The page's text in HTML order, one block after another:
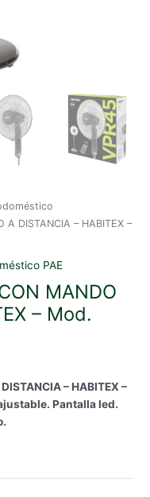
A DISTANCIA – HABITEX –
PAE
MANDO
– Mod.
– HABITEX –
Pantalla led.